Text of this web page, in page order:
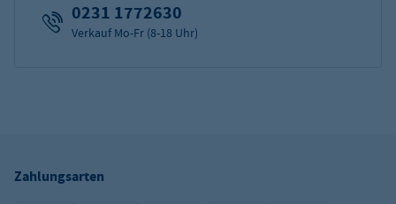
0231 1772630
Verkauf Mo-Fr (8-18 Uhr)
Zahlungsarten